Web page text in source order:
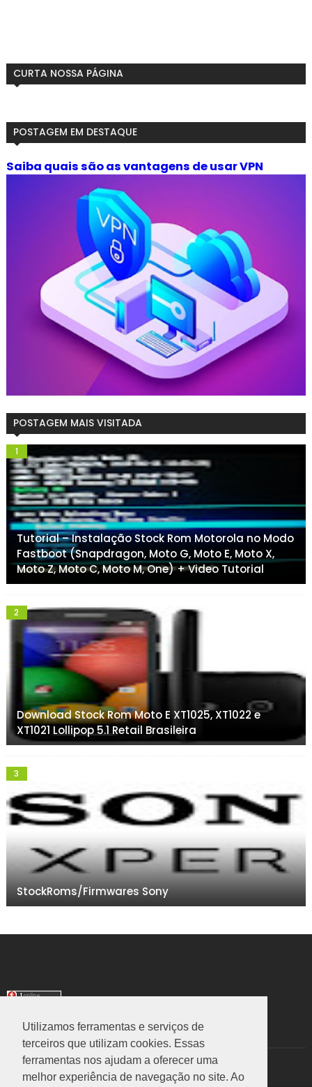
Utilizamos ferramentas e serviços de
terceiros que utilizam cookies. Essas
ferramentas nos ajudam a oferecer uma
melhor experiência de navegação no site. Ao
CURTA NOSSA PÁGINA
POSTAGEM EM DESTAQUE
Saiba quais são as vantagens de usar VPN
POSTAGEM MAIS VISITADA
Tutorial – Instalação Stock Rom Motorola no Modo
Fastboot (Snapdragon, Moto G, Moto E, Moto X,
Moto Z, Moto C, Moto M, One) + Video Tutorial
Download Stock Rom Moto E XT1025, XT1022 e
XT1021 Lollipop 5.1 Retail Brasileira
StockRoms/Firmwares Sony
TRANSLATE
Select Language▼